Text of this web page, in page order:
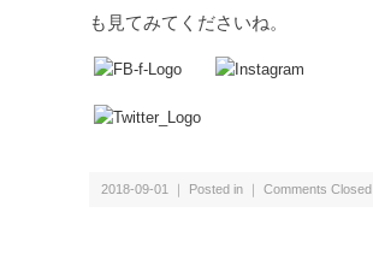
も見てみてくださいね。
2018-09-01 ｜ Posted in ｜ Comments Closed